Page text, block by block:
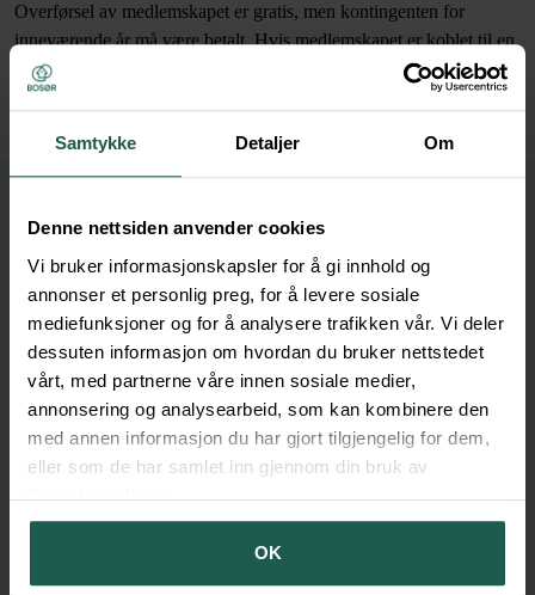
Samtykke Detaljer Om
Denne nettsiden anvender cookies
Vi bruker informasjonskapsler for å gi innhold og
annonser et personlig preg, for å levere sosiale
mediefunksjoner og for å analysere trafikken vår. Vi deler
dessuten informasjon om hvordan du bruker nettstedet
vårt, med partnerne våre innen sosiale medier,
annonsering og analysearbeid, som kan kombinere den
med annen informasjon du har gjort tilgjengelig for dem,
eller som de har samlet inn gjennom din bruk av
tjenestene deres.
OK
Overførsel av medlemskapet er gratis, men kontingenten for
inneværende år må være betalt. Hvis medlemskapet er koblet til en
borettslagsbolig knyttet til BOSØR, så kan ikke medlemskapet
overføres uten at også boligen overføres.